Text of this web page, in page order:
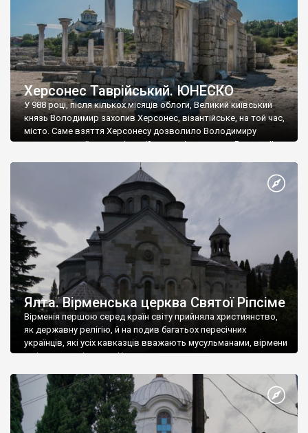
Херсонес Таврійський. ЮНЕСКО
У 988 році, після кількох місяців облоги, Великий київський
князь Володимир захопив Херсонес, візантійське, на той час,
місто. Саме взяття Херсонесу дозволило Володимиру
диктувати свої умови візантійському імператору Василю ІІ, та
Херсонесі Володимир-язичник, став Василем-християнином.
А потім було Хрещення Русі. На честь Херсонесу Таврійського
Ялта. Вірменська церква Святої Ріпсіме
Вірменія першою серед країн світу прийняла християнство,
як державну релігію, й на подив багатьох пересічних
українців, які усіх кавказців вважають мусульманами, вірмени
є відданими вірянами Христа